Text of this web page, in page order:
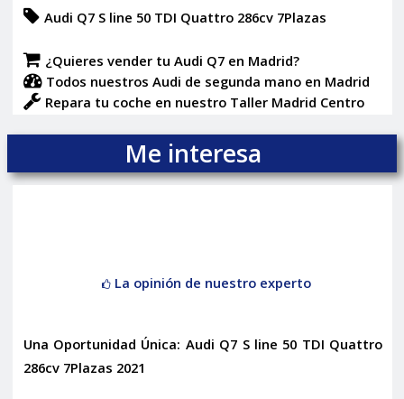
Audi Q7 S line 50 TDI Quattro 286cv 7Plazas
¿Quieres vender tu Audi Q7 en Madrid?
Todos nuestros Audi de segunda mano en Madrid
Repara tu coche en nuestro Taller Madrid Centro
Me interesa
La opinión de nuestro experto
Una Oportunidad Única: Audi Q7 S line 50 TDI Quattro
286cv 7Plazas 2021